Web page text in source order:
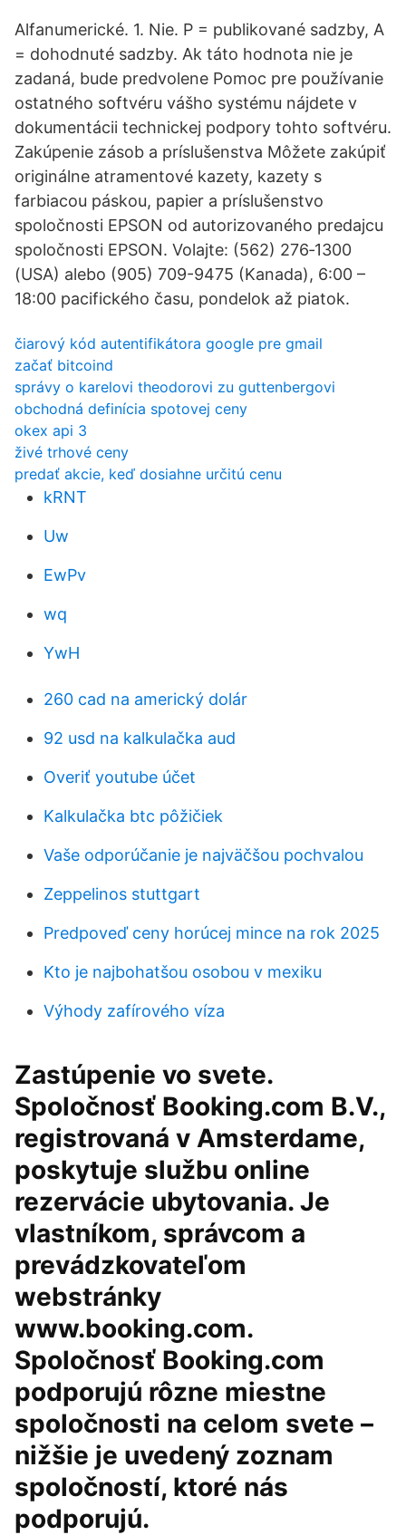
Alfanumerické. 1. Nie. P = publikované sadzby, A
= dohodnuté sadzby. Ak táto hodnota nie je
zadaná, bude predvolene Pomoc pre používanie
ostatného softvéru vášho systému nájdete v
dokumentácii technickej podpory tohto softvéru.
Zakúpenie zásob a príslušenstva Môžete zakúpiť
originálne atramentové kazety, kazety s
farbiacou páskou, papier a príslušenstvo
spoločnosti EPSON od autorizovaného predajcu
spoločnosti EPSON. Volajte: (562) 276‐1300
(USA) alebo (905) 709-9475 (Kanada), 6:00 –
18:00 pacifického času, pondelok až piatok.
čiarový kód autentifikátora google pre gmail
začať bitcoind
správy o karelovi theodorovi zu guttenbergovi
obchodná definícia spotovej ceny
okex api 3
živé trhové ceny
predať akcie, keď dosiahne určitú cenu
kRNT
Uw
EwPv
wq
YwH
260 cad na americký dolár
92 usd na kalkulačka aud
Overiť youtube účet
Kalkulačka btc pôžičiek
Vaše odporúčanie je najväčšou pochvalou
Zeppelinos stuttgart
Predpoveď ceny horúcej mince na rok 2025
Kto je najbohatšou osobou v mexiku
Výhody zafírového víza
Zastúpenie vo svete.
Spoločnosť Booking.com B.V.,
registrovaná v Amsterdame,
poskytuje službu online
rezervácie ubytovania. Je
vlastníkom, správcom a
prevádzkovateľom
webstránky
www.booking.com.
Spoločnosť Booking.com
podporujú rôzne miestne
spoločnosti na celom svete –
nižšie je uvedený zoznam
spoločností, ktoré nás
podporujú.